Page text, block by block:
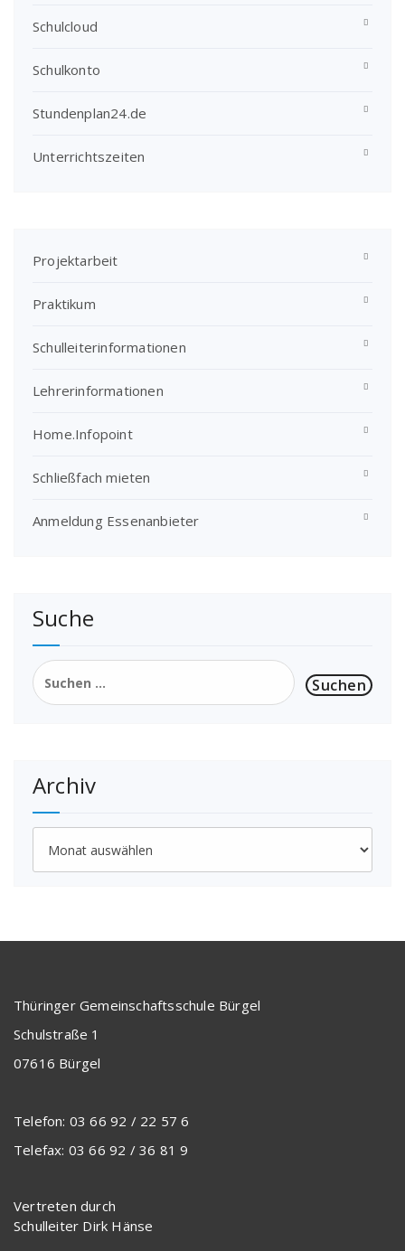
Schulcloud
Schulkonto
Stundenplan24.de
Unterrichtszeiten
Projektarbeit
Praktikum
Schulleiterinformationen
Lehrerinformationen
Home.Infopoint
Schließfach mieten
Anmeldung Essenanbieter
Suche
Suchen
nach:
Archiv
Thüringer Gemeinschaftsschule Bürgel
Schulstraße 1
07616 Bürgel
Telefon: 03 66 92 / 22 57 6
Telefax: 03 66 92 / 36 81 9
Vertreten durch
Schulleiter Dirk Hänse